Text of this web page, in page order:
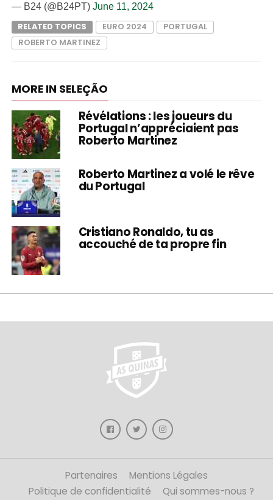
— B24 (@B24PT) June 11, 2024
RELATED TOPICS
EURO 2024
PORTUGAL
ROBERTO MARTINEZ
MORE IN SELEÇÃO
Révélations : les joueurs du
Portugal n’appréciaient pas
Roberto Martinez
Roberto Martinez a volé le rêve
du Portugal
Cristiano Ronaldo, tu as
accouché de ta propre fin
Partenaires
Mentions Légales
Politique de confidentialité
Qui sommes-nous ?